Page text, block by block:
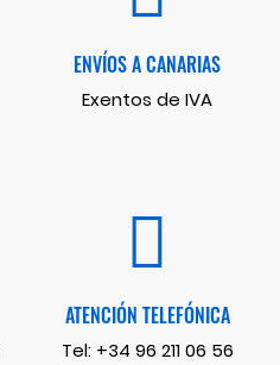
ENVÍOS A CANARIAS
Exentos de IVA
ATENCIÓN TELEFÓNICA
Tel: +34 96 211 06 56